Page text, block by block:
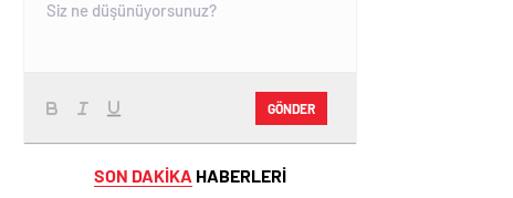
GÖNDER
SON DAKİKA HABERLERİ